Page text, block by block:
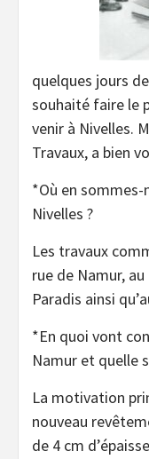
quelques jours
souhaité faire le
venir à Nivelles.
Travaux, a bien
*Où en sommes-
Nivelles ?
Les travaux
rue de Namur,
Paradis ainsi
*En quoi vont
Namur et quelle
La motivation
nouveau
de 4 cm